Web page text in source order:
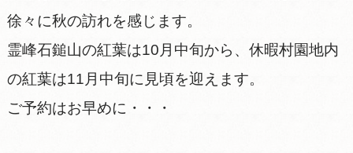
徐々に秋の訪れを感じます。
霊峰石鎚山の紅葉は10月中旬から、休暇村園地内
の紅葉は11月中旬に見頃を迎えます。
ご予約はお早めに・・・